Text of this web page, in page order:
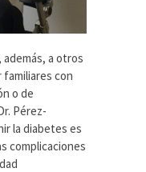
a otros
con
o de
Pérez-
la diabetes es
complicaciones